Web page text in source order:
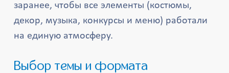
заранее, чтобы все элементы (костюмы,
декор, музыка, конкурсы и меню) работали
на единую атмосферу.
Выбор темы и формата